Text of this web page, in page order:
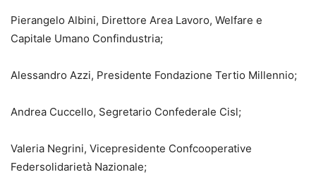
Pierangelo Albini, Direttore Area Lavoro, Welfare e
Capitale Umano Confindustria;
Alessandro Azzi, Presidente Fondazione Tertio Millennio;
Andrea Cuccello, Segretario Confederale Cisl;
Valeria Negrini, Vicepresidente Confcooperative
Federsolidarietà Nazionale;